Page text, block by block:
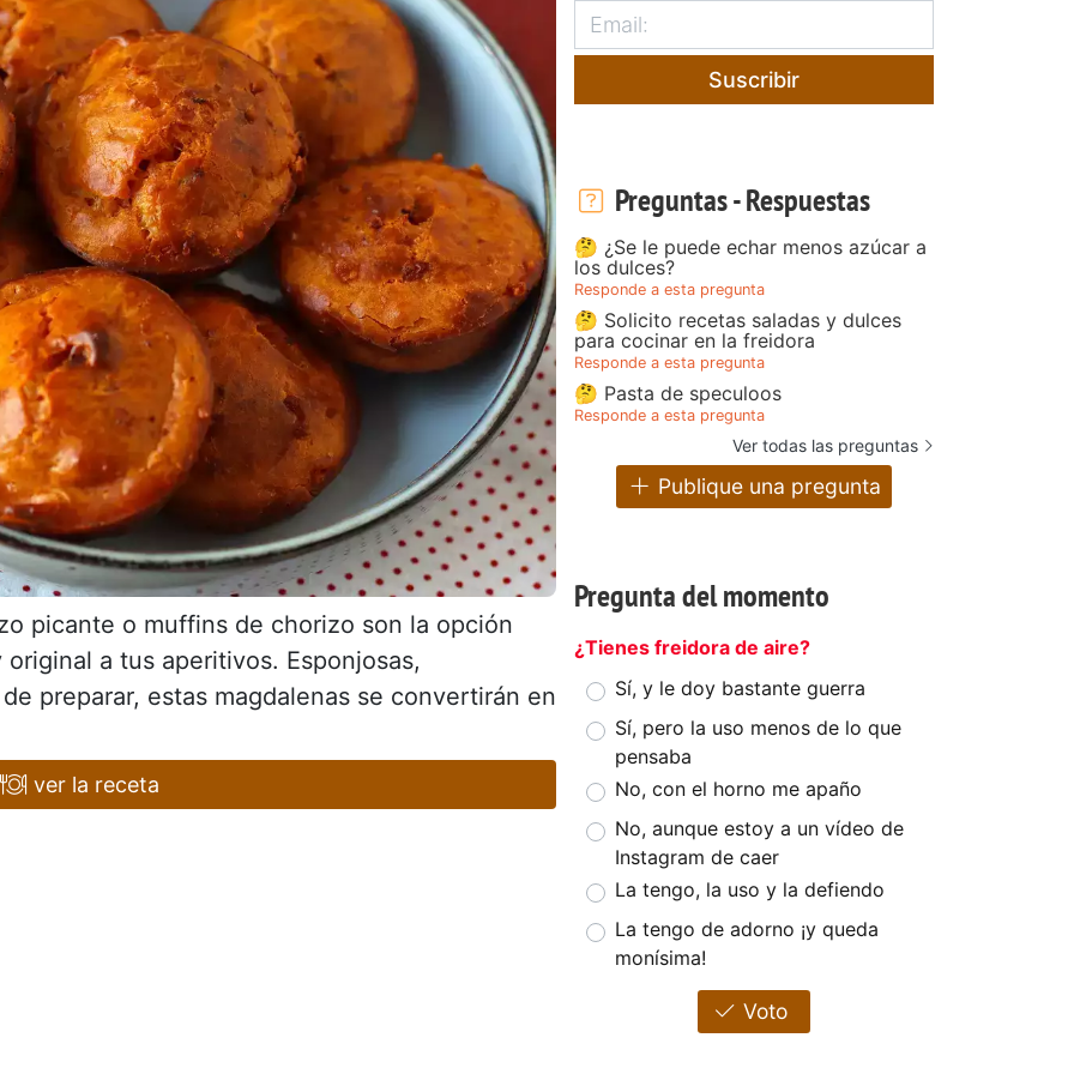
picante o muffins de chorizo son la opción
a tus aperitivos. Esponjosas,
preparar, estas magdalenas se convertirán en
ver la receta
Suscribir
Preguntas - Respuestas
🤔 ¿Se le puede echar menos azúcar a
los dulces?
Responde a esta pregunta
🤔 Solicito recetas saladas y dulces
para cocinar en la freidora
Responde a esta pregunta
🤔 Pasta de speculoos
Responde a esta pregunta
Ver todas las preguntas
Publique una pregunta
Pregunta del momento
¿Tienes freidora de aire?
Sí, y le doy bastante guerra
Sí, pero la uso menos de lo que
pensaba
No, con el horno me apaño
No, aunque estoy a un vídeo de
Instagram de caer
La tengo, la uso y la defiendo
La tengo de adorno ¡y queda
monísima!
Voto